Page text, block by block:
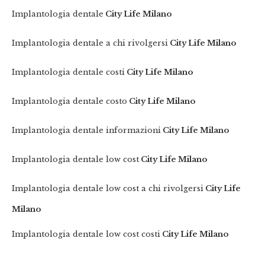
Implantologia dentale City Life Milano
Implantologia dentale a chi rivolgersi City Life Milano
Implantologia dentale costi City Life Milano
Implantologia dentale costo City Life Milano
Implantologia dentale informazioni City Life Milano
Implantologia dentale low cost City Life Milano
Implantologia dentale low cost a chi rivolgersi City Life
Milano
Implantologia dentale low cost costi City Life Milano